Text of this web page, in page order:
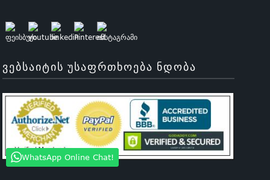
ᲕᲔᲑᲡᲐᲘᲢᲘᲡ ᲣᲡᲐᲤᲠᲗᲮᲝᲔᲑᲐ ᲜᲓᲝᲑᲐ
WhatsApp Online Chat!